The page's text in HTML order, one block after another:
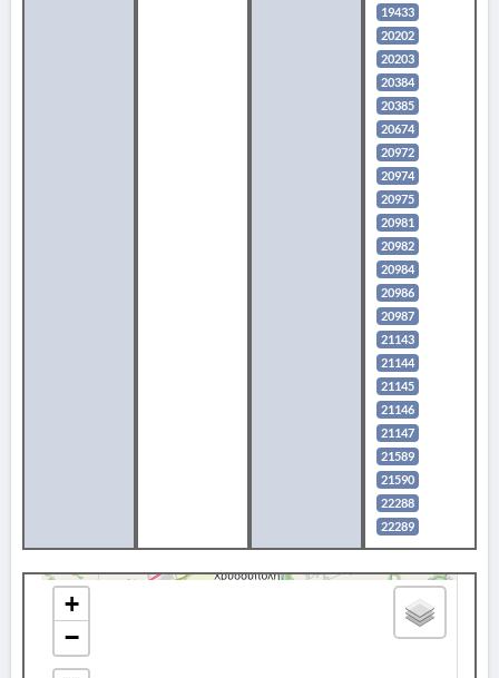
19433
20202
20203
20384
20385
20674
20972
20974
20975
20981
20982
20984
20986
20987
21143
21144
21145
21146
21147
21589
21590
22288
22289
+
−